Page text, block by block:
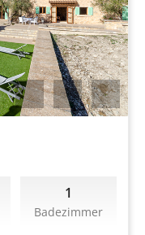
1
Badezimmer